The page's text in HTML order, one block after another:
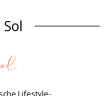
(AMNI SOUL ECO),
Resistant
ECO), 16%
Resistant
Lifestyle-